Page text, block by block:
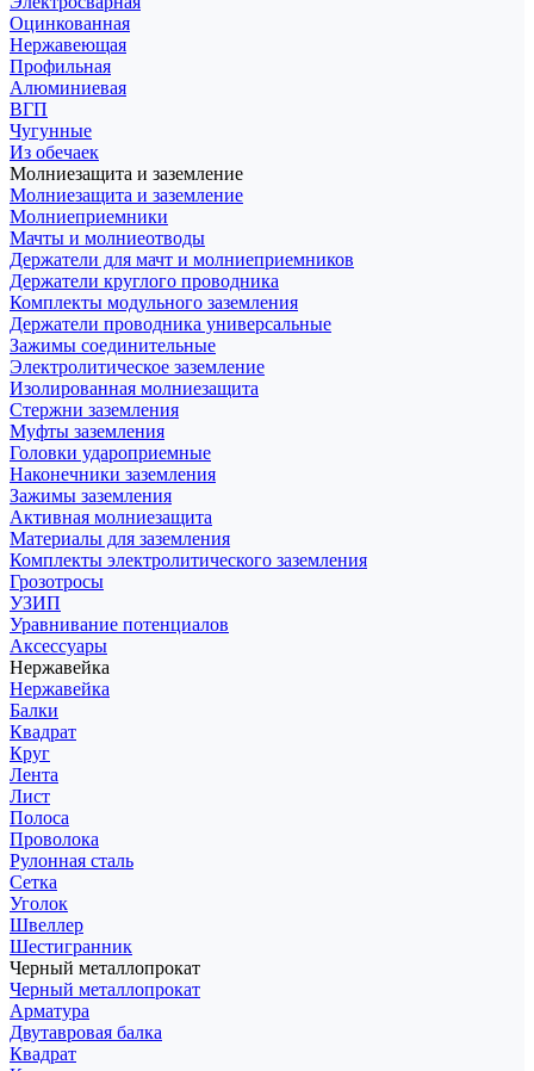
Оцинкованная
Нержавеющая
Профильная
Алюминиевая
ВГП
Чугунные
Из обечаек
Молниезащита и заземление
Молниезащита и заземление
Молниеприемники
Мачты и молниеотводы
Держатели для мачт и молниеприемников
Держатели круглого проводника
Комплекты модульного заземления
Держатели проводника универсальные
Зажимы соединительные
Электролитическое заземление
Изолированная молниезащита
Стержни заземления
Муфты заземления
Головки удароприемные
Наконечники заземления
Зажимы заземления
Активная молниезащита
Материалы для заземления
Комплекты электролитического заземления
Грозотросы
УЗИП
Уравнивание потенциалов
Аксессуары
Нержавейка
Нержавейка
Балки
Квадрат
Круг
Лента
Лист
Полоса
Проволока
Рулонная сталь
Сетка
Уголок
Швеллер
Шестигранник
Черный металлопрокат
Черный металлопрокат
Арматура
Двутавровая балка
Квадрат